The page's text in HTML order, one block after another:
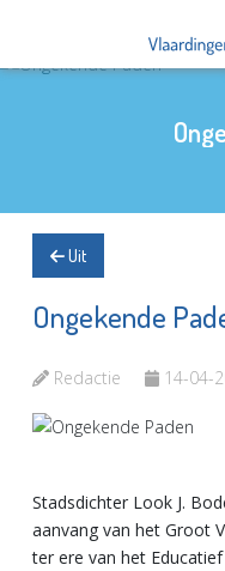
Uit
Ongekende
Redactie 14-04-
Stadsdichter Look J.
aanvang van het Groot
ter ere van het